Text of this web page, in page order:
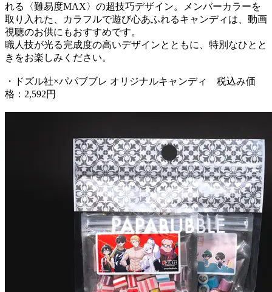
れる〈難易度MAX〉の超技巧デザイン。メンバーカラーを
取り入れた、カラフルで遊び心あふれるキャンディは、動画
視聴のお供にもおすすめです。
職人技が光る完成度の高いデザインとともに、特別なひとと
きをお楽しみください。
・ドズル社×パパブブレ オリジナルキャンディ 税込み価
格：2,592円